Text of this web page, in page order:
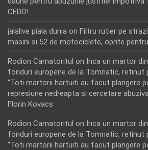
CEDO!
jalalive piala dunia on Filtru rutier pe
masini si 52 de motociclete, oprite
Rodion Camatoritul on Inca un martor
fonduri europene de la Tomnatic, retinut
“Toti martorii hartuiti au facut plangere
represiune nedreapta si cercetare
Florin Kovacs
Rodion Camatoritul on Inca un martor
fonduri europene de la Tomnatic, retinut
“Toti martorii hartuiti au facut plangere